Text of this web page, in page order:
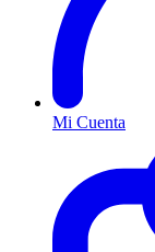
Mi Cuenta